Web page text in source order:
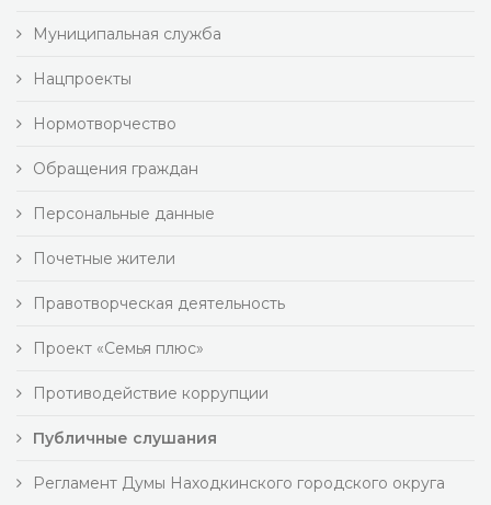
Муниципальная служба
Нацпроекты
Нормотворчество
Обращения граждан
Персональные данные
Почетные жители
Правотворческая деятельность
Проект «Семья плюс»
Противодействие коррупции
Публичные слушания
Регламент Думы Находкинского городского округа